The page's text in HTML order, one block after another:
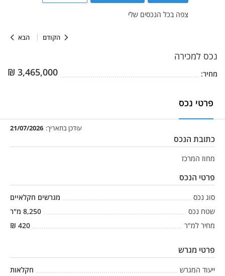
הקודם הבא
צפה בכל הנכסים שלי
נכס למכירה
מחיר: 3,465,000
₪
פרטי נכס
עודכן בתאריך: 21/07/2026
כתובת הנכס
מחוז המרכז
פרטי הנכס
סוג נכס
מגרשים חקלאיים
שטח נכס
8,250 מ"ר
מחיר למ"ר
420
₪
פרטי מגרש
ייעוד המגרש
חקלאות